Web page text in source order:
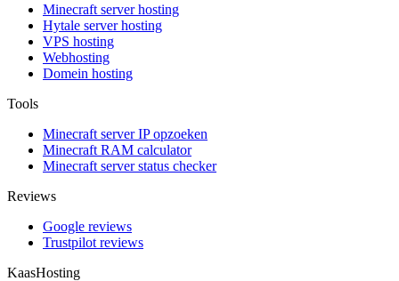
Minecraft server hosting
Hytale server hosting
VPS hosting
Webhosting
Domein hosting
Tools
Minecraft server IP opzoeken
Minecraft RAM calculator
Minecraft server status checker
Reviews
Google reviews
Trustpilot reviews
KaasHosting